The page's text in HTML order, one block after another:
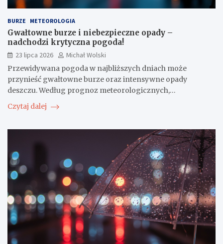
BURZE METEOROLOGIA
Gwałtowne burze i niebezpieczne opady –
nadchodzi krytyczna pogoda!
23 lipca 2026
Michał Wolski
Przewidywana pogoda w najbliższych dniach może
przynieść gwałtowne burze oraz intensywne opady
deszczu. Według prognoz meteorologicznych,…
Czytaj dalej